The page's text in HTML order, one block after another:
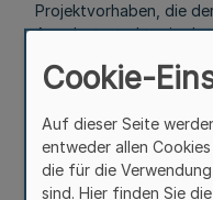
Projektvorhaben, die
Angebotsstruktur in der
2.14
Maßnahmenbezogene
Nummern 2.1 bis 2.13
Cookie-
Auf dieser Seite
entweder allen
die für die
sind. Hier finden Sie die